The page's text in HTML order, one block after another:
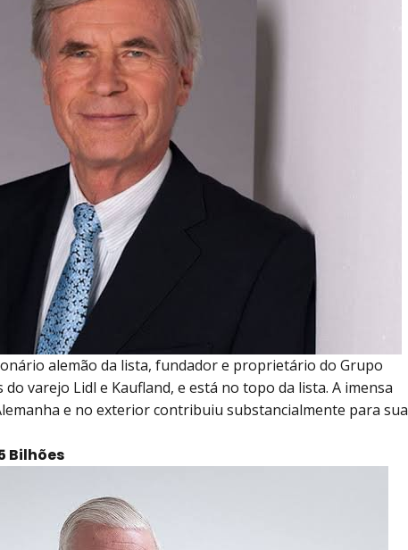
alemão da lista, fundador e proprietário do Grupo
varejo Lidl e Kaufland, e está no topo da lista. A imensa
e no exterior contribuiu substancialmente para sua
Bilhões